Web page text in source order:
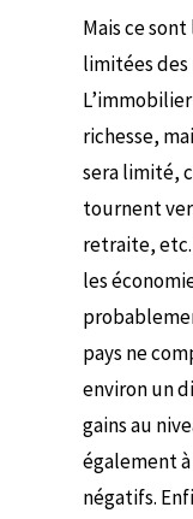
Mais ce
limitées des
richesse,
sera limité,
tournent
retraite,
les
pays ne
environ un
gains au
également
négatifs.